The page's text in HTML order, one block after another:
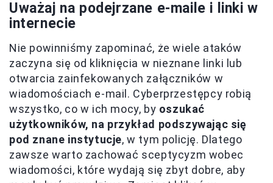
Uważaj na podejrzane e-maile i linki w
internecie
Nie powinniśmy zapominać, że wiele ataków
zaczyna się od kliknięcia w nieznane linki lub
otwarcia zainfekowanych załączników w
wiadomościach e-mail. Cyberprzestępcy robią
wszystko, co w ich mocy, by oszukać
użytkowników, na przykład podszywając się
pod znane instytucje, w tym policję. Dlatego
zawsze warto zachować sceptycyzm wobec
wiadomości, które wydają się zbyt dobre, aby